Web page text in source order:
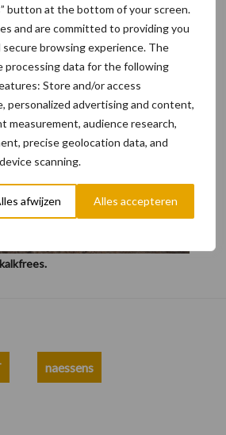
button at the bottom of your screen.
and are committed to providing you
browsing experience. The
processing data for the following
Store and/or access
personalized advertising and content,
measurement, audience research,
precise geolocation data, and
scanning.
afwijzen Alles accepteren
naessens